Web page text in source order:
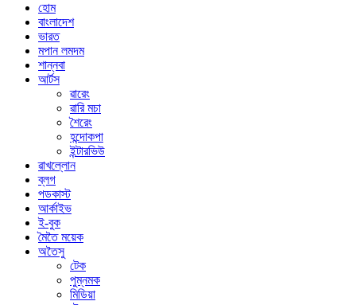
হোম
বাংলাদেশ
ভারত
মপান লমদম
শান্নবা
আর্টস
ৱারেং
ৱারি মচা
শৈরেং
হন্দোকপা
ইন্টারভিউ
ৱাখল্লোন
ব্লগ
পডকাস্ট
আর্কাইভ
ই-বুক
মৈতৈ ময়েক
অতৈসু
টেক
পুম্নমক
মিডিয়া